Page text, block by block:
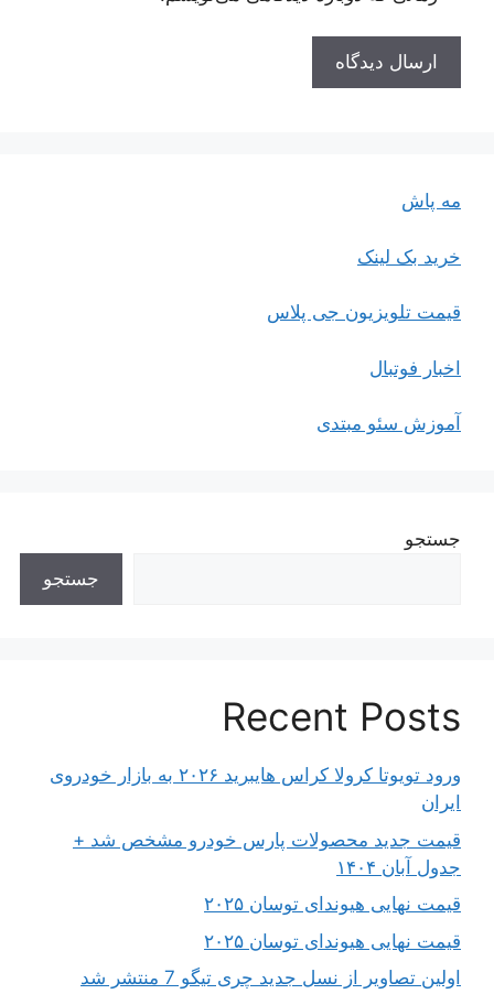
مه پاش
خرید بک لینک
قیمت تلویزیون جی پلاس
اخبار فوتبال
آموزش سئو مبتدی
جستجو
جستجو
Recent Posts
ورود تویوتا کرولا کراس هایبرید ۲۰۲۶ به بازار خودروی
ایران
قیمت جدید محصولات پارس خودرو مشخص شد +
جدول آبان ۱۴۰۴
قیمت نهایی هیوندای توسان ۲۰۲۵
قیمت نهایی هیوندای توسان ۲۰۲۵
اولین تصاویر از نسل جدید چری تیگو 7 منتشر شد